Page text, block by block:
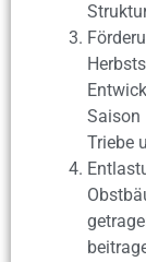
Triebe